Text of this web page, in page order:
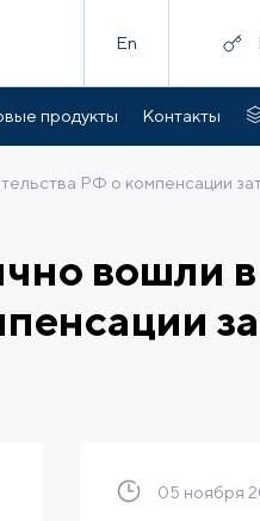
En
продукты Контакты
РФ о компенсации
вошли в
05 ноября